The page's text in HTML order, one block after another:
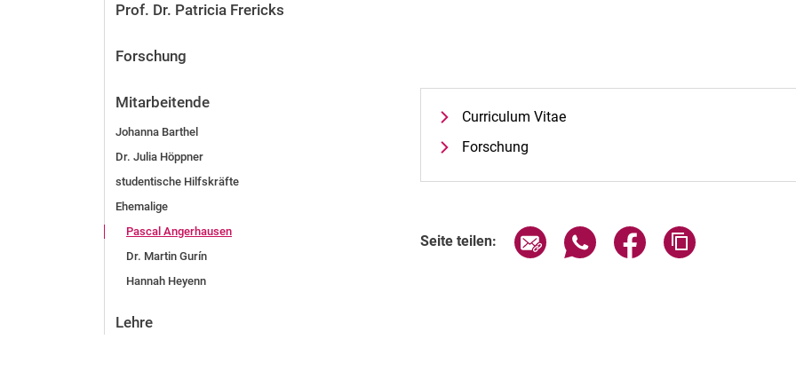
Prof. Dr. Patricia Frericks
Forschung
Mitarbeitende
Johanna Barthel
Dr. Julia Höppner
studentische Hilfskräfte
Ehemalige
Pascal Angerhausen
Dr. Martin Gurín
Hannah Heyenn
Lehre
Curriculum Vitae
Forschung
Seite teilen: Seite über E-Mail teilen
Seite über WhatsApp teilen
Seite über Facebook